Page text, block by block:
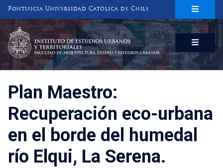
Pontificia Universidad Católica de Chile
INSTITUTO DE ESTUDIOS URBANOS
Y TERRITORIALES
FACULTAD DE ARQUITECTURA, DISEÑO Y ESTUDIOS URBANOS
Plan Maestro:
Recuperación eco-urbana
en el borde del humedal
río Elqui, La Serena.